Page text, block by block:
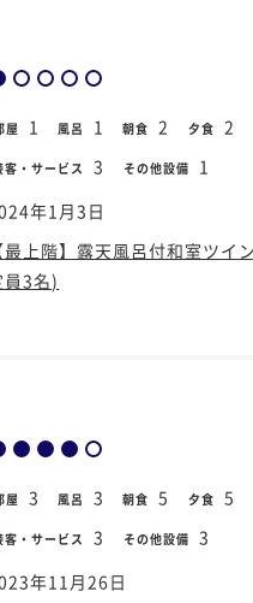
屋 1 風呂 1 朝食 2 夕食 2
客・サービス 3 その他設備 1
年1月3日
最上階】露天風呂付和室ツイ
員3名)
屋 3 風呂 3 朝食 5 夕食 5
客・サービス 3 その他設備 3
年11月26日